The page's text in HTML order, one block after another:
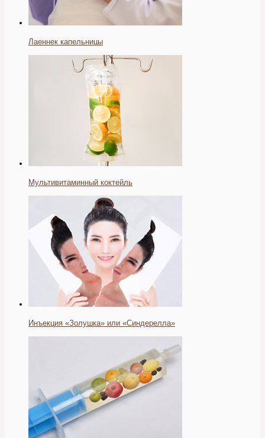
Лаеннек капельницы
Мультивитаминный коктейль
Инъекция «Золушка» или «Синдерелла»